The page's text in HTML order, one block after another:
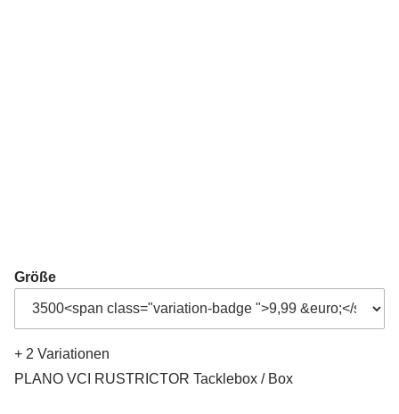
Größe
+ 2 Variationen
PLANO VCI RUSTRICTOR Tacklebox / Box